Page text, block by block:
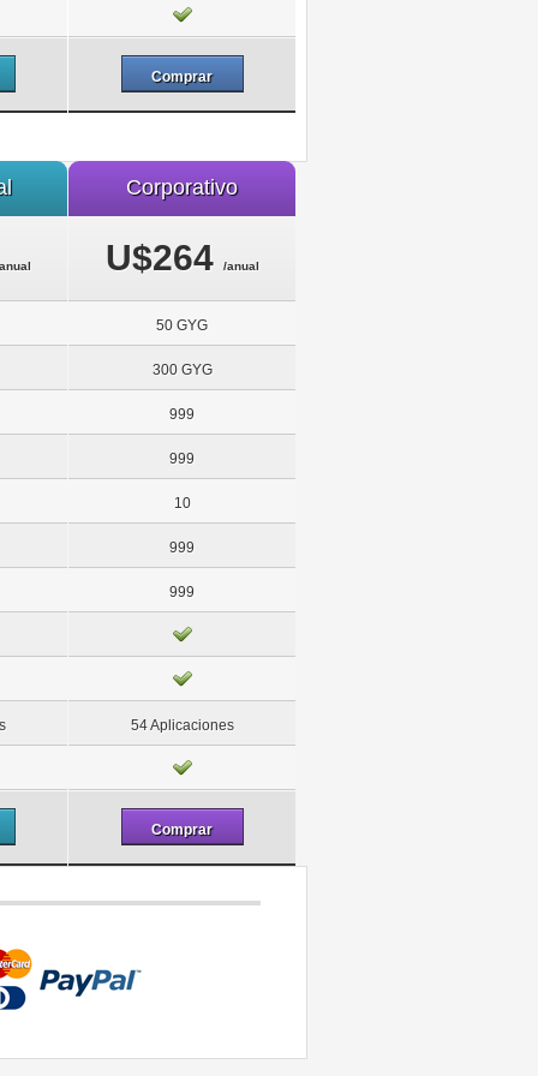
Comprar
Corporativo
U$264 /anual
50 GYG
300 GYG
999
999
10
999
999
54 Aplicaciones
Comprar